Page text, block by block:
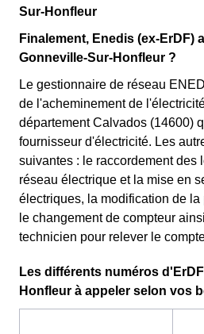
Sur-Honfleur
Finalement, Enedis (ex-ErDF)
Gonneville-Sur-Honfleur ?
Le gestionnaire de réseau
de l'acheminement de
département Calvados (14600)
fournisseur d'électricité. Les
suivantes : le raccordement des
réseau électrique et la mise en
électriques, la modification de la
le changement de compteur
technicien pour relever le
Les différents numéros
Honfleur à appeler selon vos